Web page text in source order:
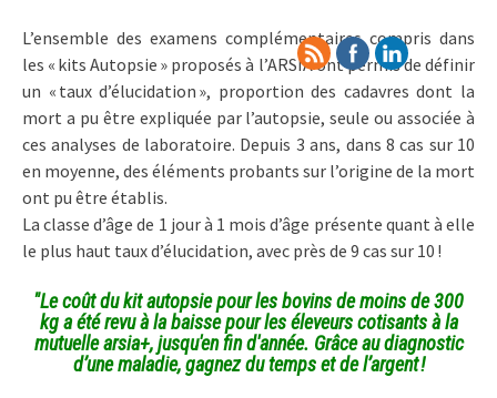
L’ensemble des examens complémentaires compris dans
les « kits Autopsie » proposés à l’ARSIA ont permis de définir
un « taux d’élucidation », proportion des cadavres dont la
mort a pu être expliquée par l’autopsie, seule ou associée à
ces analyses de laboratoire. Depuis 3 ans, dans 8 cas sur 10
en moyenne, des éléments probants sur l’origine de la mort
ont pu être établis.
La classe d’âge de 1 jour à 1 mois d’âge présente quant à elle
le plus haut taux d’élucidation, avec près de 9 cas sur 10 !
"Le coût du kit autopsie pour les bovins de moins de 300
kg a été revu à la baisse pour les éleveurs cotisants à la
mutuelle arsia+,jusqu'en fin d'année. Grâce au diagnostic
d’une maladie, gagnez du temps et de l’argent !